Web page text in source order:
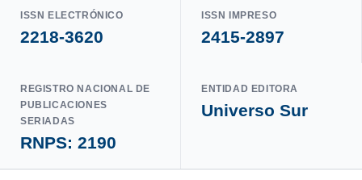
ISSN ELECTRÓNICO
2218-3620
ISSN IMPRESO
2415-2897
REGISTRO NACIONAL DE
PUBLICACIONES
SERIADAS
RNPS: 2190
ENTIDAD EDITORA
Universo Sur